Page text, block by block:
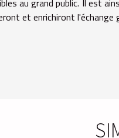
et enrichiront l'échange